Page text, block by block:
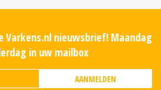
Varkens.nl nieuwsbrief! Maandag
in uw mailbox
AANMELDEN